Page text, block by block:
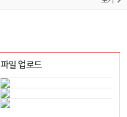
파일 업로드